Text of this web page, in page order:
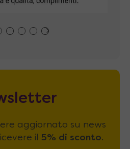
aggiornato su news
il 5% di sconto.